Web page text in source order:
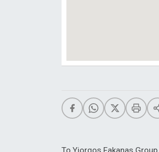
To Yiorgos Fakanas